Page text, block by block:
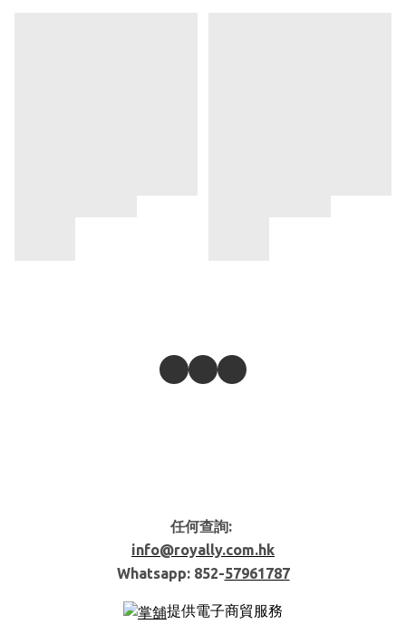
任何查詢:
info@royally.com.hk
Whatsapp: 852-57961787
提供電子商貿服務